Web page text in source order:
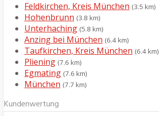
Feldkirchen, Kreis München (3.5 km)
Hohenbrunn (3.8 km)
Unterhaching (5.8 km)
Anzing bei München (6.4 km)
Taufkirchen, Kreis München (6.4 km)
Pliening (7.6 km)
Egmating (7.6 km)
München (7.7 km)
Kundenwertung